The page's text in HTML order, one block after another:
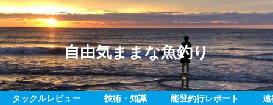
自由気ままな魚釣り
タックルレビュー 技術・知識 能登釣行レポート 遠